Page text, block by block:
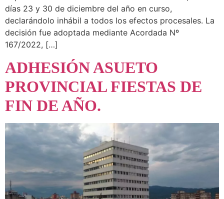
días 23 y 30 de diciembre del año en curso,
declarándolo inhábil a todos los efectos procesales. La
decisión fue adoptada mediante Acordada Nº
167/2022, […]
ADHESIÓN ASUETO
PROVINCIAL FIESTAS DE
FIN DE AÑO.